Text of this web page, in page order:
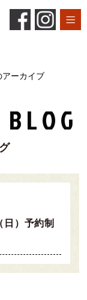
アーカイブ
日）予約制